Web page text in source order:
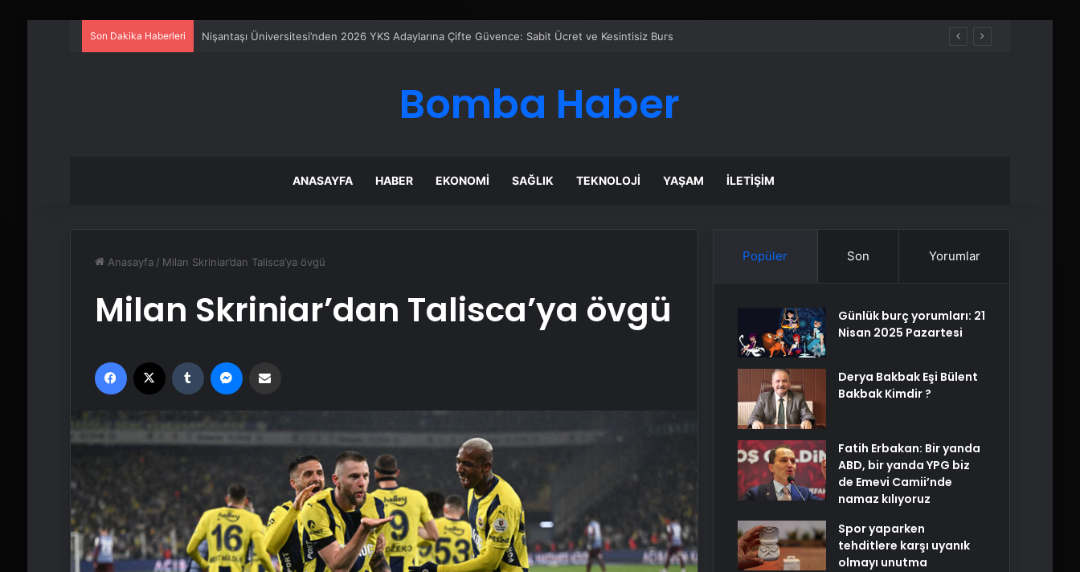
Son Dakika Haberleri Petmona : Kedi Maması ve Köpek Maması İle Tüm Evcil Hayvan Ürünleri
Bomba Haber
ANASAYFA HABER EKONOMI SAĞLIK TEKNOLOJI YAŞAM İLETIŞIM
Anasayfa / Milan Skriniar’dan Talisca’ya övgü
Milan Skriniar’dan Talisca’ya övgü
Facebook Tumblr
Popüler Son Yorumlar
Günlük burç yorumları: 21
Nisan 2025 Pazartesi
Derya Bakbak Eşi Bülent
Bakbak Kimdir ?
Fatih Erbakan: Bir yanda
ABD, bir yanda YPG biz
de Emevi Camii’nde
namaz kılıyoruz
Spor yaparken
tehditlere karşı uyanık
olmayı unutma